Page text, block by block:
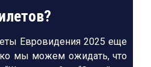
Евровидения 2025 еще
мы можем ожидать, что